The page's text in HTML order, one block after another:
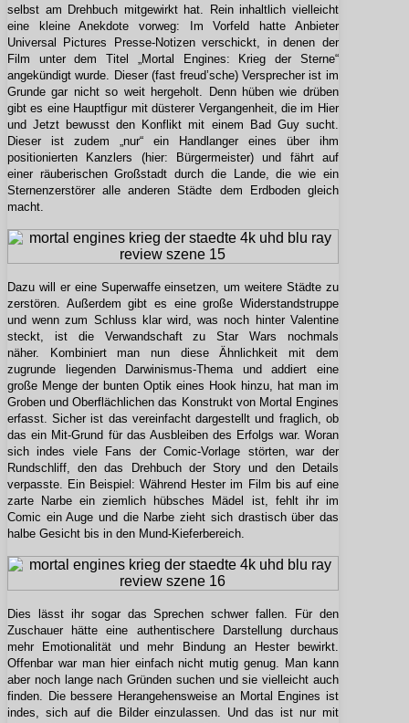
selbst am Drehbuch mitgewirkt hat. Rein inhaltlich vielleicht
eine kleine Anekdote vorweg: Im Vorfeld hatte Anbieter
Universal Pictures Presse-Notizen verschickt, in denen der
Film unter dem Titel „Mortal Engines: Krieg der Sterne“
angekündigt wurde. Dieser (fast freud’sche) Versprecher ist im
Grunde gar nicht so weit hergeholt. Denn hüben wie drüben
gibt es eine Hauptfigur mit düsterer Vergangenheit, die im Hier
und Jetzt bewusst den Konflikt mit einem Bad Guy sucht.
Dieser ist zudem „nur“ ein Handlanger eines über ihm
positionierten Kanzlers (hier: Bürgermeister) und fährt auf
einer räuberischen Großstadt durch die Lande, die wie ein
Sternenzerstörer alle anderen Städte dem Erdboden gleich
macht.
Dazu will er eine Superwaffe einsetzen, um weitere Städte zu
zerstören. Außerdem gibt es eine große Widerstandstruppe
und wenn zum Schluss klar wird, was noch hinter Valentine
steckt, ist die Verwandschaft zu Star Wars nochmals
näher.
Kombiniert man nun diese Ähnlichkeit mit dem
zugrunde liegenden Darwinismus-Thema und addiert eine
große Menge der bunten Optik eines Hook hinzu, hat man im
Groben und Oberflächlichen das Konstrukt von Mortal Engines
erfasst.Sicher ist das vereinfacht dargestellt und fraglich, ob
das ein Mit-Grund für das Ausbleiben des Erfolgs war. Woran
sich indes viele Fans der Comic-Vorlage störten, war der
Rundschliff, den das Drehbuch der Story und den Details
verpasste. Ein Beispiel:Während Hester im Film bis auf eine
zarte Narbe ein ziemlich hübsches Mädel ist, fehlt ihr im
Comic ein Auge und die Narbe zieht sich drastisch über das
halbe Gesicht bis in den Mund-Kieferbereich.
Dies lässt ihr sogar das Sprechen schwer fallen. Für den
Zuschauer hätte eine authentischere Darstellung durchaus
mehr Emotionalität und mehr Bindung an Hester bewirkt.
Offenbar war man hier einfach nicht mutig genug. Man kann
aber noch lange nach Gründen suchen und sie vielleicht auch
finden. Die bessere Herangehensweise an Mortal Engines ist
indes, sich auf die Bilder einzulassen. Und das ist nur mit